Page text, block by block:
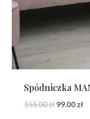
Spódniczka
155.00zł Pierwotna
99.00 zł